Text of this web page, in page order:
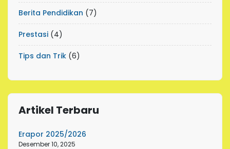
Berita Pendidikan (7)
Prestasi (4)
Tips dan Trik (6)
Artikel Terbaru
Erapor 2025/2026
Desember 10, 2025